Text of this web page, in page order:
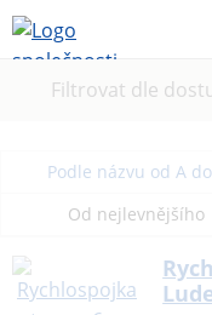
Filtrovat dle
Podle názvu od A
Od nejlevnějšího